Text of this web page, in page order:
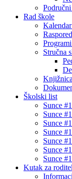
Rad škole
Stručna
Knjižnica
Školski list
Sunce
Sunce
Sunce
Sunce
Sunce
Sunce
Sunce
Kutak za